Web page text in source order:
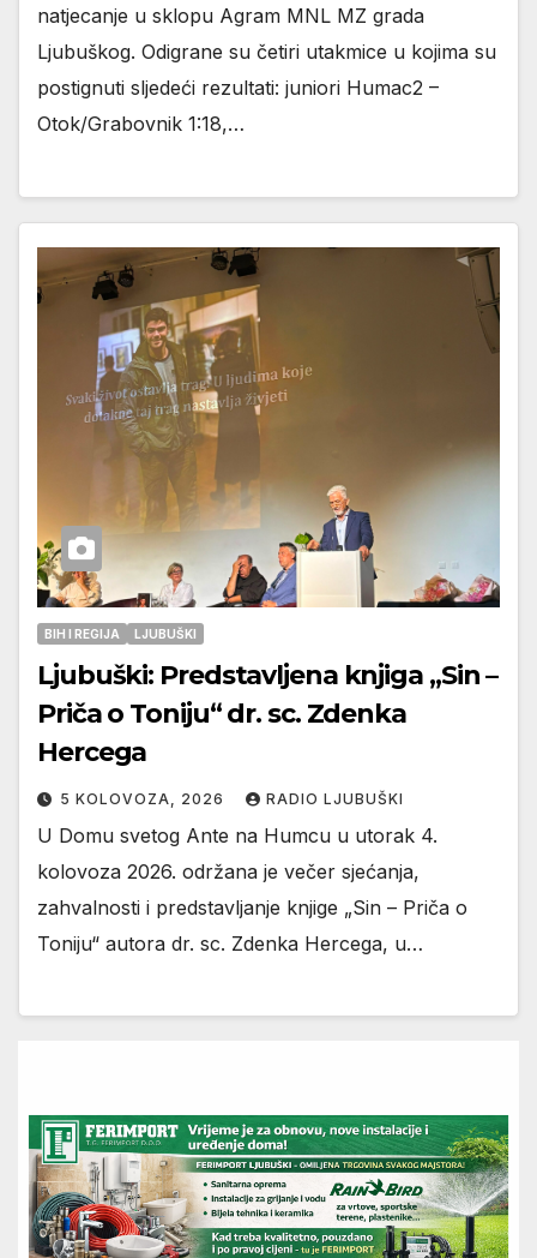
natjecanje u sklopu Agram MNL MZ grada
Ljubuškog. Odigrane su četiri utakmice u kojima su
postignuti sljedeći rezultati: juniori Humac2 –
Otok/Grabovnik 1:18,…
BIH I REGIJA LJUBUŠKI
Ljubuški: Predstavljena knjiga „Sin –
Priča o Toniju“ dr. sc. Zdenka
Hercega
5 KOLOVOZA, 2026 RADIO LJUBUŠKI
U Domu svetog Ante na Humcu u utorak 4.
kolovoza 2026. održana je večer sjećanja,
zahvalnosti i predstavljanje knjige „Sin – Priča o
Toniju“ autora dr. sc. Zdenka Hercega, u…